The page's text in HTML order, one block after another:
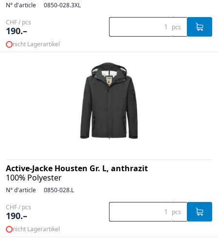
N° d'article 0850-028.3XL
CHF / pcs
190.– pcs
nicht Lagerartikel
Active-Jacke Housten Gr. L, anthrazit
100% Polyester
N° d'article 0850-028.L
CHF / pcs
190.– pcs
nicht Lagerartikel